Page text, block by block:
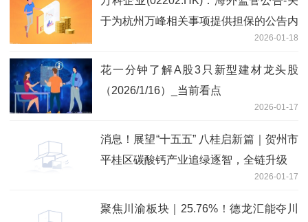
于为杭州万峰相关事项提供担保的公告内
2026-01-18
花一分钟了解A股3只新型建材龙头股
（2026/1/16）_当前看点
2026-01-17
消息！展望“十五五” 八桂启新篇｜贺州市
平桂区碳酸钙产业追绿逐智，全链升级
2026-01-17
聚焦川渝板块｜25.76%！德龙汇能夺川